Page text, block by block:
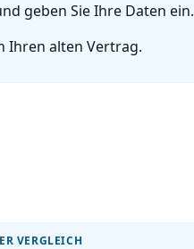
geben Sie Ihre Daten ein.
Ihren alten Vertrag.
VERGLEICH